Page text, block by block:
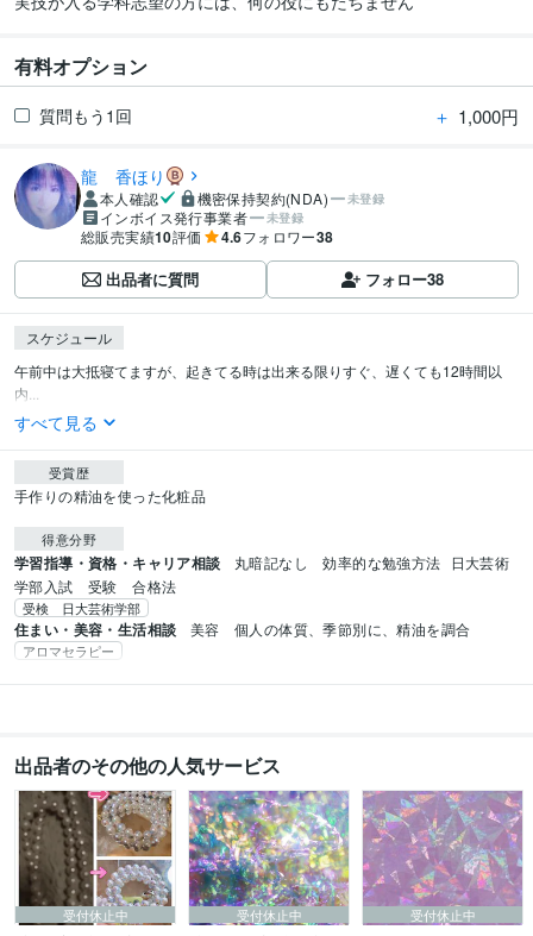
有料オプション
質問もう1回 ＋ 1,000円
龍 香ほり
本人確認 機密保持契約(NDA) 未登録
インボイス発行事業者 未登録
総販売実績10評価 4.6フォロワー38
出品者に質問 フォロー38
スケジュール
午前中は大抵寝てますが、起きてる時は出来る限りすぐ、遅くても12時間以
内...
すべて見る
受賞歴
手作りの精油を使った化粧品
得意分野
学習指導・資格・キャリア相談 丸暗記なし　効率的な勉強方法
日大芸術
学部入試　受験　合格法
受検 日大芸術学部
住まい・美容・生活相談 美容　個人の体質、季節別に、精油を調合
アロマセラピー
出品者のその他の人気サービス
受付休止中
受付休止中
受付休止中